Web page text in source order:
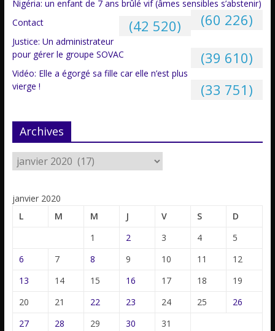
Nigéria: un enfant de 7 ans brûlé vif (âmes sensibles s’abstenir)
(60 226)
Contact (42 520)
Justice: Un administrateur
pour gérer le groupe SOVAC
(39 610)
Vidéo: Elle a égorgé sa fille car elle n’est plus
vierge !
(33 751)
Archives
janvier 2020
L
M M J V S
D
1
2 3 4
5
6
7 8 9 10 11
12
13
14 15 16 17 18
19
20
21 22 23 24 25
26
27
28 29 30 31